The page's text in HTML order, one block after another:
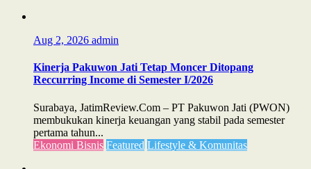
Aug 2, 2026 admin
Kinerja Pakuwon Jati Tetap Moncer Ditopang
Reccurring Income di Semester I/2026
Surabaya, JatimReview.Com – PT Pakuwon Jati (PWON)
membukukan kinerja keuangan yang stabil pada semester
pertama tahun...
Ekonomi Bisnis Featured Lifestyle & Komunitas